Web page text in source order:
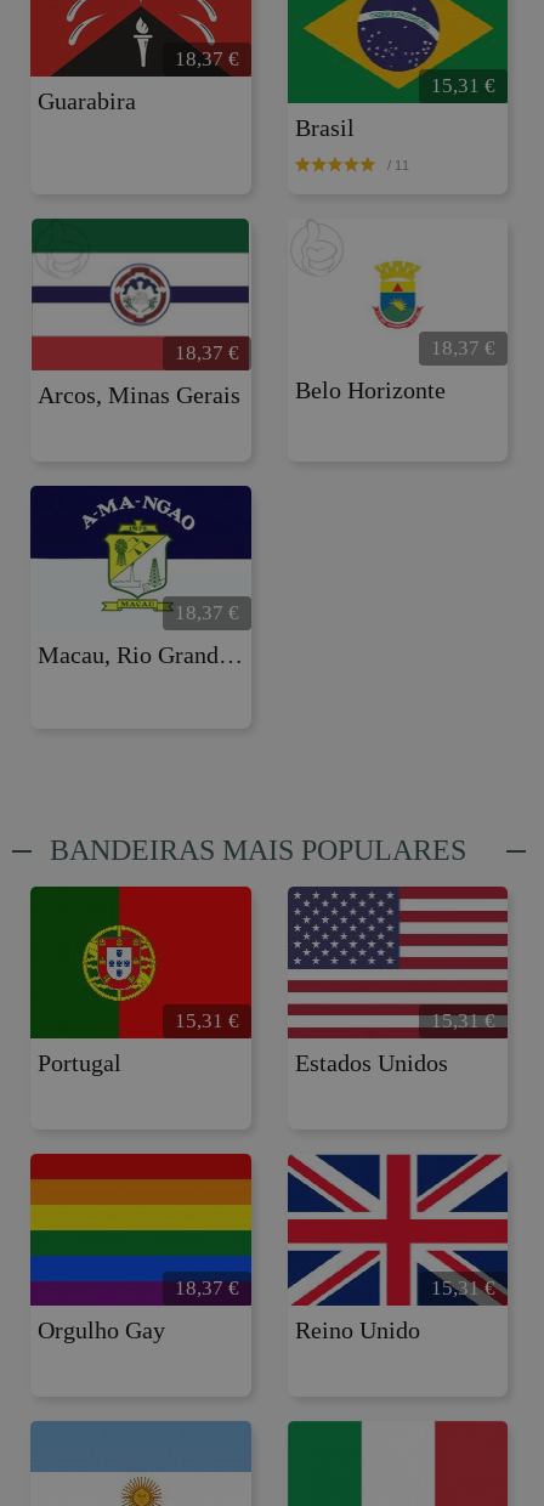
Guarabira
18,37 €
Brasil
15,31 €
/ 11
Arcos, Minas Gerais
18,37 €
Belo Horizonte
18,37 €
Macau, Rio Grande do Norte
18,37 €
BANDEIRAS MAIS POPULARES
Portugal
15,31 €
Estados Unidos
15,31€
Orgulho Gay
18,37€
Reino Unido
15,31€